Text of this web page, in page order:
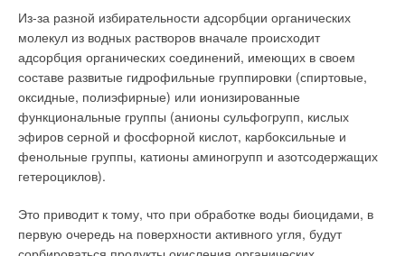
Из-за разной избирательности адсорбции органических
молекул из водных растворов вначале происходит
адсорбция органических соединений, имеющих в своем
составе развитые гидрофильные группировки (спиртовые,
оксидные, полиэфирные) или ионизированные
функциональные группы (анионы сульфогрупп, кислых
эфиров серной и фосфорной кислот, карбоксильные и
фенольные группы, катионы аминогрупп и азотсодержащих
гетероциклов).
Это приводит к тому, что при обработке воды биоцидами, в
первую очередь на поверхности активного угля, будут